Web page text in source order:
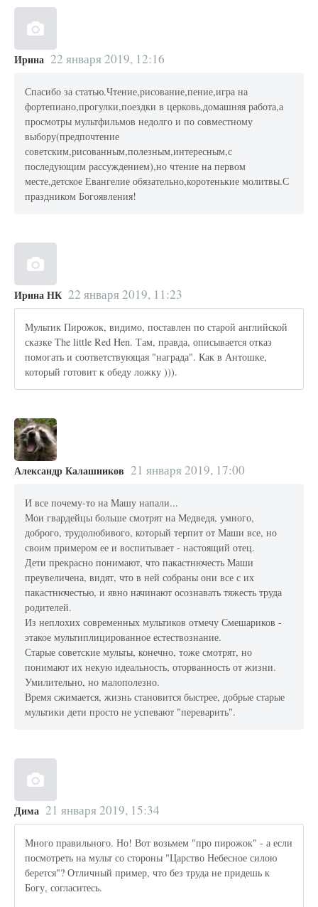
Ирина 22 января 2019, 12:16
Спасибо за статью.Чтение,рисование,пение,игра на
фортепиано,прогулки,поездки в церковь,домашняя работа,а
просмотры мультфильмов недолго и по совместному
выбору(предпочтение
советским,рисованным,полезным,интересным,с
последующим рассуждением),но чтение на первом
месте,детское Евангелие обязательно,коротенькие молитвы.С
праздником Богоявления!
Ирина НК 22 января 2019, 11:23
Мультик Пирожок, видимо, поставлен по старой английской
сказке The little Red Hen. Там, правда, описывается отказ
помогать и соответствующая "награда". Как в Антошке,
который готовит к обеду ложку ))).
Александр Калашников 21 января 2019, 17:00
И все почему-то на Машу напали...
Мои гвардейцы больше смотрят на Медведя, умного,
доброго, трудолюбивого, который терпит от Маши все, но
своим примером ее и воспитывает - настоящий отец.
Дети прекрасно понимают, что пакастнючесть Маши
преувеличена, видят, что в ней собраны они все с их
пакастнючестью, и явно начинают осознавать тяжесть труда
родителей.
Из неплохих современных мультиков отмечу Смешариков -
этакое мультиплицированное естествознание.
Старые советские мульты, конечно, тоже смотрят, но
понимают их некую идеальность, оторванность от жизни.
Умилительно, но малополезно.
Время сжимается, жизнь становится быстрее, добрые старые
мультики дети просто не успевают "переварить".
Дима 21 января 2019, 15:34
Много правильного. Но! Вот возьмем "про пирожок" - а если
посмотреть на мульт со стороны "Царство Небесное силою
берется"? Отличный пример, что без труда не придешь к
Богу, согласитесь.